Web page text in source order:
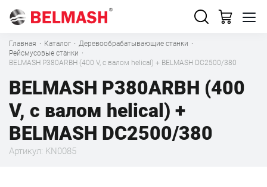
Главная · Каталог · Деревообрабатывающие станки ·
Рейсмусовые станки ·
BELMASH P380ARBH (400 V, с валом helical) + BELMASH DC2500/380
BELMASH P380ARBH (400
V, с валом helical) +
BELMASH DC2500/380
Артикул: KN0085